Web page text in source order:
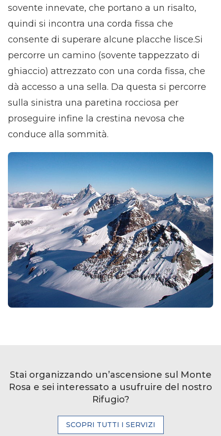
sovente innevate, che portano a un risalto,
quindi si incontra una corda fissa che
consente di superare alcune placche lisce.Si
percorre un camino (sovente tappezzato di
ghiaccio) attrezzato con una corda fissa, che
dà accesso a una sella. Da questa si percorre
sulla sinistra una paretina rocciosa per
proseguire infine la crestina nevosa che
conduce alla sommità.
Stai organizzando un’ascensione sul Monte
Rosa e sei interessato a usufruire del nostro
Rifugio?
SCOPRI TUTTI I SERVIZI